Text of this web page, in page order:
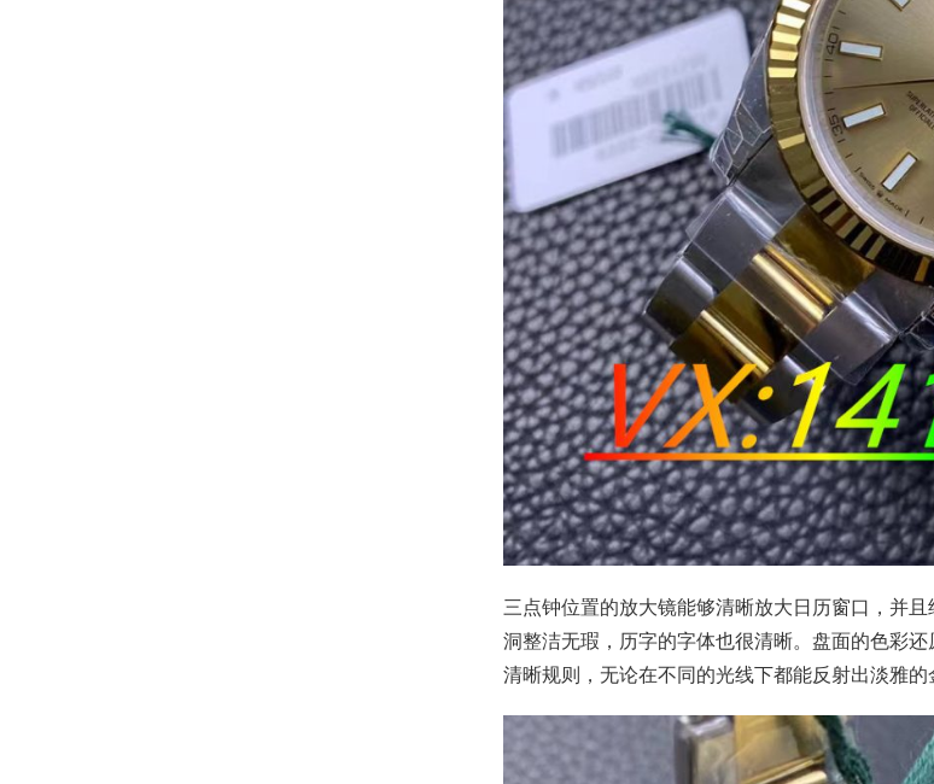
三点钟位置的放大镜能够清晰放大日历窗口，并
洞整洁无瑕，历字的字体也很清晰。盘面的色彩
清晰规则，无论在不同的光线下都能反射出淡雅的